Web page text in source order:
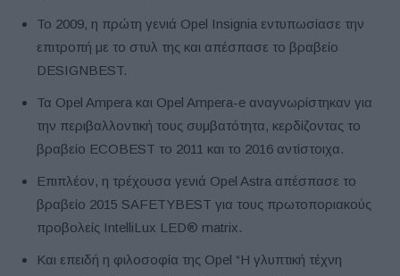
Το 2009, η πρώτη γενιά Opel Insignia εντυπωσίασε την
επιτροπή με το στυλ της και απέσπασε το βραβείο
DESIGNBEST.
Τα Opel Ampera και Opel Ampera-e αναγνωρίστηκαν για
την περιβαλλοντική τους συμβατότητα, κερδίζοντας το
βραβείο ECOBEST το 2011 και το 2016 αντίστοιχα.
Επιπλέον, η τρέχουσα γενιά Opel Astra απέσπασε το
βραβείο 2015 SAFETYBEST για τους πρωτοποριακούς
προβολείς IntelliLux LED® matrix.
Και επειδή η φιλοσοφία της Opel “Η γλυπτική τέχνη